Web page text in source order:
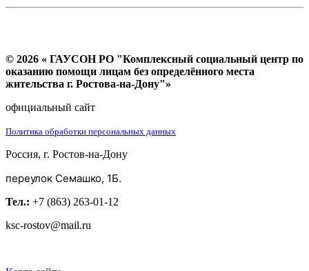
© 2026 « ГАУСОН РО "Комплексный социальный центр по
оказанию помощи лицам без определённого места
жительства г. Ростова-на-Дону"»
официальный сайт
Политика обработки персональных данных
Россия, г. Ростов-на-Дону
переулок Семашко, 1Б.
Тел.: +7 (863) 263-01-12
ksc-rostov@mail.ru